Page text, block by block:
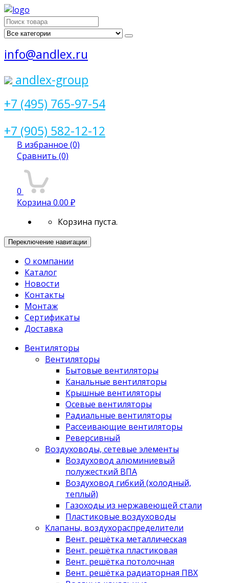
Поиск
для:
info@andlex.ru
andlex-group
+7 (495) 765-97-54
+7 (905) 582-12-12
В избранное (0)
Сравнить (0)
0
Корзина 0.00 ₽
Корзина пуста.
Переключение навигации
О компании
Каталог
Новости
Контакты
Монтаж
Сертификаты
Доставка
Вентиляторы
Вентиляторы
Бытовые вентиляторы
Канальные вентиляторы
Крышные вентиляторы
Осевые вентиляторы
Радиальные вентиляторы
Рассеивающие вентиляторы
Реверсивный
Воздуховоды, сетевые элементы
Воздуховод алюминиевый
полужесткий ВПА
Воздуховод гибкий (холодный,
теплый)
Газоходы из нержавеющей стали
Пластиковые воздуховоды
Клапаны, воздухораспределители
Вент. решётка металлическая
Вент. решётка пластиковая
Вент. решётка потолочная
Вент. решётка радиаторная ПВХ